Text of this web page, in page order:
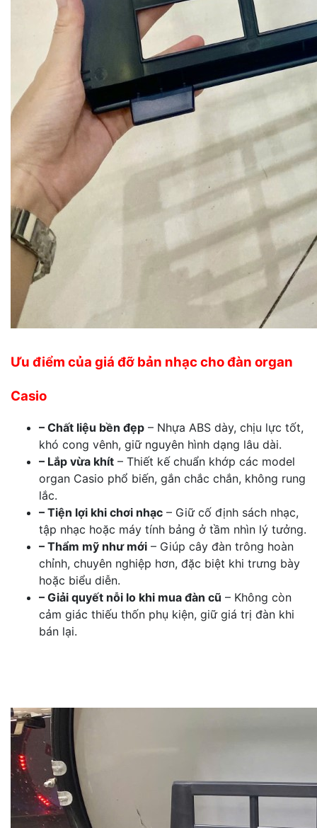
Ưu điểm của giá đỡ bản nhạc cho đàn organ
Casio
– Chất liệu bền đẹp – Nhựa ABS dày, chịu lực tốt,
khó cong vênh, giữ nguyên hình dạng lâu dài.
– Lắp vừa khít – Thiết kế chuẩn khớp các model
organ Casio phổ biến, gắn chắc chắn, không rung
lắc.
– Tiện lợi khi chơi nhạc – Giữ cố định sách nhạc,
tập nhạc hoặc máy tính bảng ở tầm nhìn lý tưởng.
– Thẩm mỹ như mới – Giúp cây đàn trông hoàn
chỉnh, chuyên nghiệp hơn, đặc biệt khi trưng bày
hoặc biểu diễn.
– Giải quyết nỗi lo khi mua đàn cũ – Không còn
cảm giác thiếu thốn phụ kiện, giữ giá trị đàn khi
bán lại.